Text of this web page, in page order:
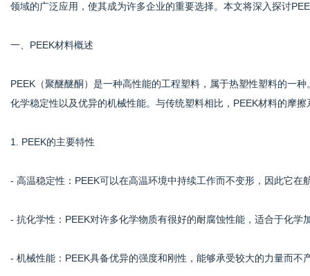
领域的广泛应用，使其成为许多企业的重要选择。本文将深入探讨
一、PEEK材料概述
PEEK（聚醚醚酮）是一种高性能的工程塑料，属于热塑性塑料的一
化学稳定性以及优异的机械性能。与传统塑料相比，PEEK材料的摩
1. PEEK的主要特性
- 高温稳定性：PEEK可以在高温环境中持续工作而不变形，因此它在
- 抗化学性：PEEK对许多化学物质有很好的耐腐蚀性能，适合于化学
- 机械性能：PEEK具备优异的强度和刚性，能够承受较大的力量而不